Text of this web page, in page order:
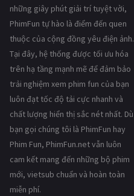
những giây phút giải trí tuyệt vời,
PhimFun tự hào là điểm đến quen
thuộc của cộng đồng yêu điện ảnh.
Tại đây, hệ thống được tối ưu hóa
trên hạ tầng mạnh mẽ để đảm bảo
trải nghiệm xem phim fun của bạn
luôn đạt tốc độ tải cực nhanh và
chất lượng hiển thị sắc nét nhất. Dù
bạn gọi chúng tôi là PhimFun hay
Phim Fun, PhimFun.net vẫn luôn
cam kết mang đến những bộ phim
mới, vietsub chuẩn và hoàn toàn
miễn phí.